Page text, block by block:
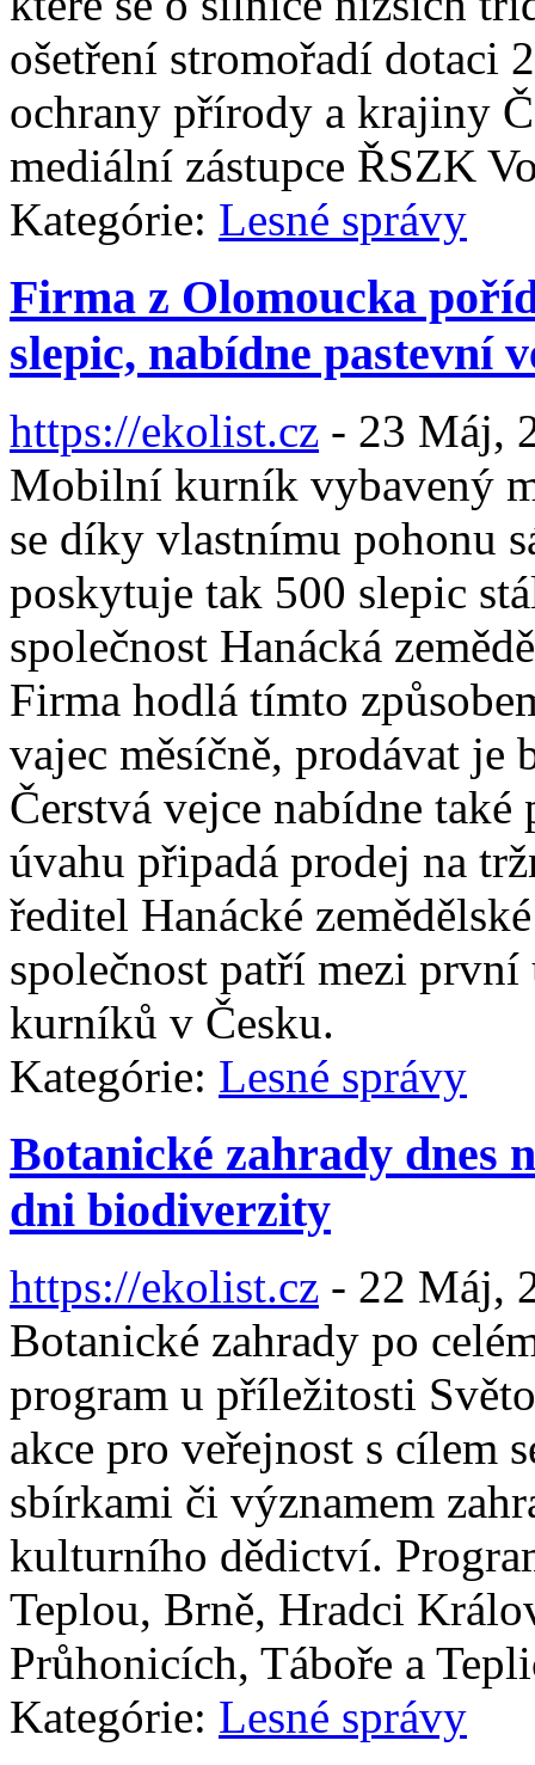
ošetření stromořadí dotaci
ochrany přírody a krajiny
mediální zástupce ŘSZK
Kategórie: Lesné správy
Firma z Olomoucka
slepic, nabídne pastevní
https://ekolist.cz - 23 Máj,
Mobilní kurník vybavený
se díky vlastnímu pohonu
poskytuje tak 500 slepic
společnost Hanácká
Firma hodlá tímto
vajec měsíčně, prodávat je
Čerstvá vejce nabídne
úvahu připadá prodej na
ředitel Hanácké
společnost patří mezi
kurníků v Česku.
Kategórie: Lesné správy
Botanické zahrady dnes
dni biodiverzity
https://ekolist.cz - 22 Máj,
Botanické zahrady po
program u příležitosti
akce pro veřejnost s cílem
sbírkami či významem
kulturního dědictví.
Teplou, Brně, Hradci
Průhonicích, Táboře a
Kategórie: Lesné správy